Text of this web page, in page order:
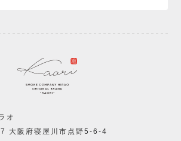
オ
大阪府寝屋川市点野5-6-4